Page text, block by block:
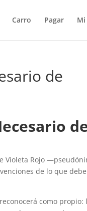
Carro Pagar
de
Violeta Rojo
de lo que
como propio: